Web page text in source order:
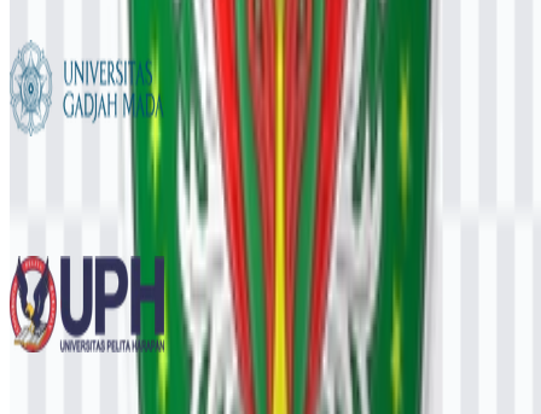
Universitas Gadjah Mada (UGM)
Universitas Pelita Harapan (UPH)